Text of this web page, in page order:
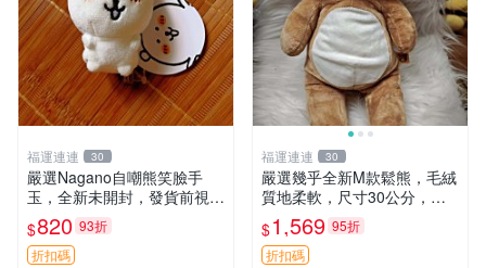
福運連連 30
嚴選Nagano自嘲熊笑臉手
玉，全新未開封，發貨前視頻
確認，海南 廣西 貴州 嚴選N
agano自嘲熊笑臉手玉，全新
未開封，發貨前視頻確認，四
$820 93折
折扣碼
福運連連 30
嚴選幾乎全新M款鬆熊，毛絨
質地柔軟，尺寸30公分，做
工精緻可愛，適合收藏或贈送
親友。中古使用痕跡，手感依
然優良。 鬆熊 嬰熊 毛玩偶
$1,569 95折
折扣碼